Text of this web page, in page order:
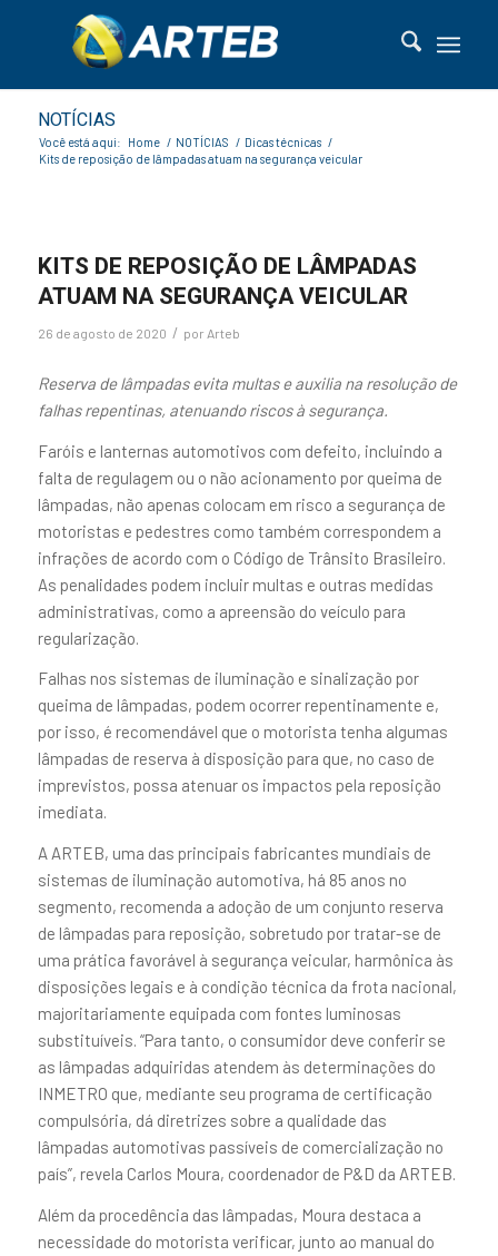
NOTÍCIAS
Você está aqui: Home / NOTÍCIAS / Dicas técnicas /
Kits de reposição de lâmpadas atuam na segurança veicular
KITS DE REPOSIÇÃO DE LÂMPADAS
ATUAM NA SEGURANÇA VEICULAR
26 de agosto de 2020 / por Arteb
Reserva de lâmpadas evita multas e auxilia na resolução de
falhas repentinas, atenuando riscos à segurança.
Faróis e lanternas automotivos com defeito, incluindo a
falta de regulagem ou o não acionamento por queima de
lâmpadas, não apenas colocam em risco a segurança de
motoristas e pedestres como também correspondem a
infrações de acordo com o Código de Trânsito Brasileiro.
As penalidades podem incluir multas e outras medidas
administrativas, como a apreensão do veículo para
regularização.
Falhas nos sistemas de iluminação e sinalização por
queima de lâmpadas, podem ocorrer repentinamente e,
por isso, é recomendável que o motorista tenha algumas
lâmpadas de reserva à disposição para que, no caso de
imprevistos, possa atenuar os impactos pela reposição
imediata.
A ARTEB, uma das principais fabricantes mundiais de
sistemas de iluminação automotiva, há 85 anos no
segmento, recomenda a adoção de um conjunto reserva
de lâmpadas para reposição, sobretudo por tratar-se de
uma prática favorável à segurança veicular, harmônica às
disposições legais e à condição técnica da frota nacional,
majoritariamente equipada com fontes luminosas
substituíveis. “Para tanto, o consumidor deve conferir se
as lâmpadas adquiridas atendem às determinações do
INMETRO que, mediante seu programa de certificação
compulsória, dá diretrizes sobre a qualidade das
lâmpadas automotivas passíveis de comercialização no
país”, revela Carlos Moura, coordenador de P&D da ARTEB.
Além da procedência das lâmpadas, Moura destaca a
necessidade do motorista verificar, junto ao manual do